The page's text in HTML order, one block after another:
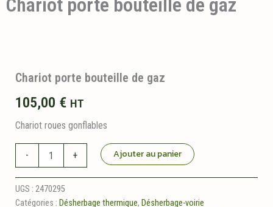
Chariot porte bouteille de gaz
Chariot porte bouteille de gaz
105,00 € HT
Chariot roues gonflables
-
porte
bouteille
+ Ajouter au panier
UGS : 2470295
Catégories : Désherbage thermique, Désherbage-voirie